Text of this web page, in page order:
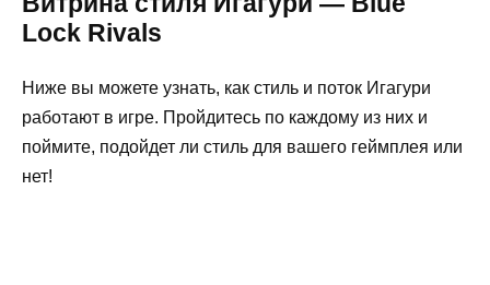
Lock Rivals
Ниже вы можете узнать, как стиль и поток Игагури
работают в игре. Пройдитесь по каждому из них и
поймите, подойдет ли стиль для вашего геймплея или
нет!